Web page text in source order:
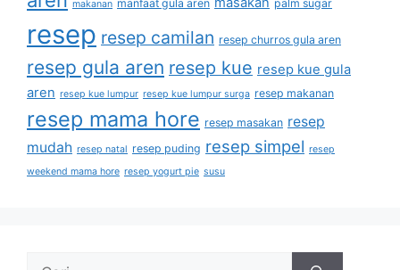
makanan manfaat gula aren palm sugar
resep resep camilan resep churros gula aren
resep gula aren resep kue resep kue gula
aren resep kue lumpur resep kue lumpur surga resep makanan
resep mama hore resep masakan resep
mudah resep natal resep puding resep simpel resep
weekend mama hore resep yogurt pie susu